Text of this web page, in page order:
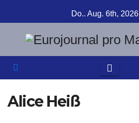
Inhalt
springen
Do.. Aug. 6th, 2026
Alice Heiß